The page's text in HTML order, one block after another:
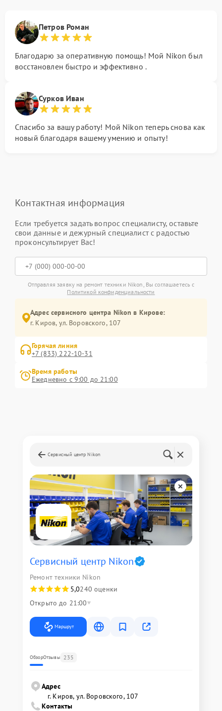
Петров Роман
Благодарю за оперативную помощь! Мой Nikon был
восстановлен быстро и эффективно .
Сурков Иван
Спасибо за вашу работу! Мой Nikon теперь снова как
новый благодаря вашему умению и опыту!
Контактная информация
Если требуется задать вопрос специалисту, оставьте
свои данные и дежурный специалист с радостью
проконсультирует Вас!
Отправляя заявку на ремонт техники Nikon, Вы соглашаетесь с
Политикой конфиденциальности
Адрес сервисного центра Nikon в Кирове:
г. Киров, ул. Воровского, 107
Горячая линия
+7 (833) 222-10-31
Время работы
Ежедневно с 9:00 до 21:00
Сервисный центр Nikon
Сервисный центр Nikon
Ремонт техники Nikon
5,0240 оценки
Открыто до 21:00
Маршрут
ОбзорОтзывы 235
Адрес
г. Киров, ул. Воровского, 107
Контакты